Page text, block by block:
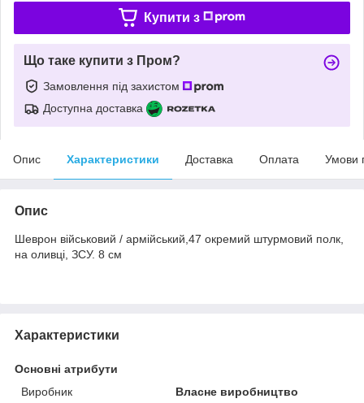
Купити з
Що таке купити з Пром?
Замовлення під захистом
Доступна доставка
Опис Характеристики Доставка Оплата Умови
Опис
Шеврон військовий / армійський,47 окремий штурмовий полк,
на оливці, ЗСУ. 8 см
Характеристики
Основні атрибути
Виробник
Власне виробництво